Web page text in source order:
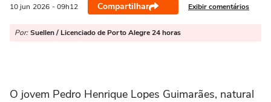
10 jun 2026 - 09h12 Compartilhar Exibir comentários
Por: Suellen / Licenciado de Porto Alegre 24 horas
O jovem Pedro Henrique Lopes Guimarães, natural